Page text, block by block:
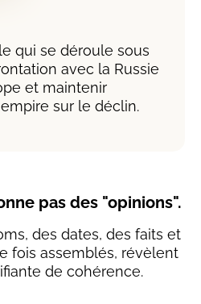
qui se déroule sous
avec la Russie
et maintenir
sur le déclin.
pas des "opinions".
des dates, des faits et
fois assemblés, révèlent
de cohérence.